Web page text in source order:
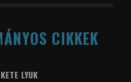
CIKKEK
LYUK